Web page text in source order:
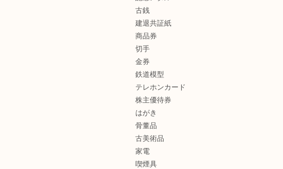
古銭
建退共証紙
商品券
切手
金券
鉄道模型
テレホンカード
株主優待券
はがき
骨董品
古美術品
家電
喫煙具